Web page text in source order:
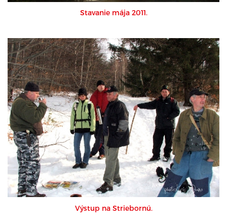
Stavanie mája 2011.
Výstup na Striebornú.